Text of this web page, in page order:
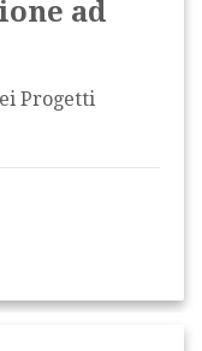
ad
Progetti